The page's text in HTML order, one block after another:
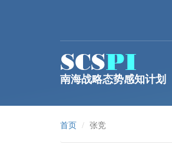
南海战略态势感知计划
首页 张竞